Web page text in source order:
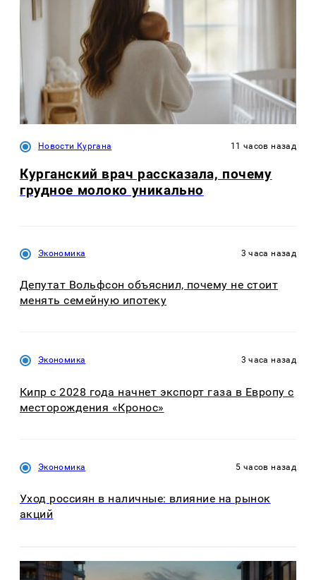
Новости Кургана 11 часов назад
Курганский врач рассказала, почему
грудное молоко уникально
Экономика 3 часа назад
Депутат Вольфсон объяснил, почему не стоит
менять семейную ипотеку
Экономика 3 часа назад
Кипр с 2028 года начнет экспорт газа в Европу с
месторождения «Кронос»
Экономика 5 часов назад
Уход россиян в наличные: влияние на рынок
акций